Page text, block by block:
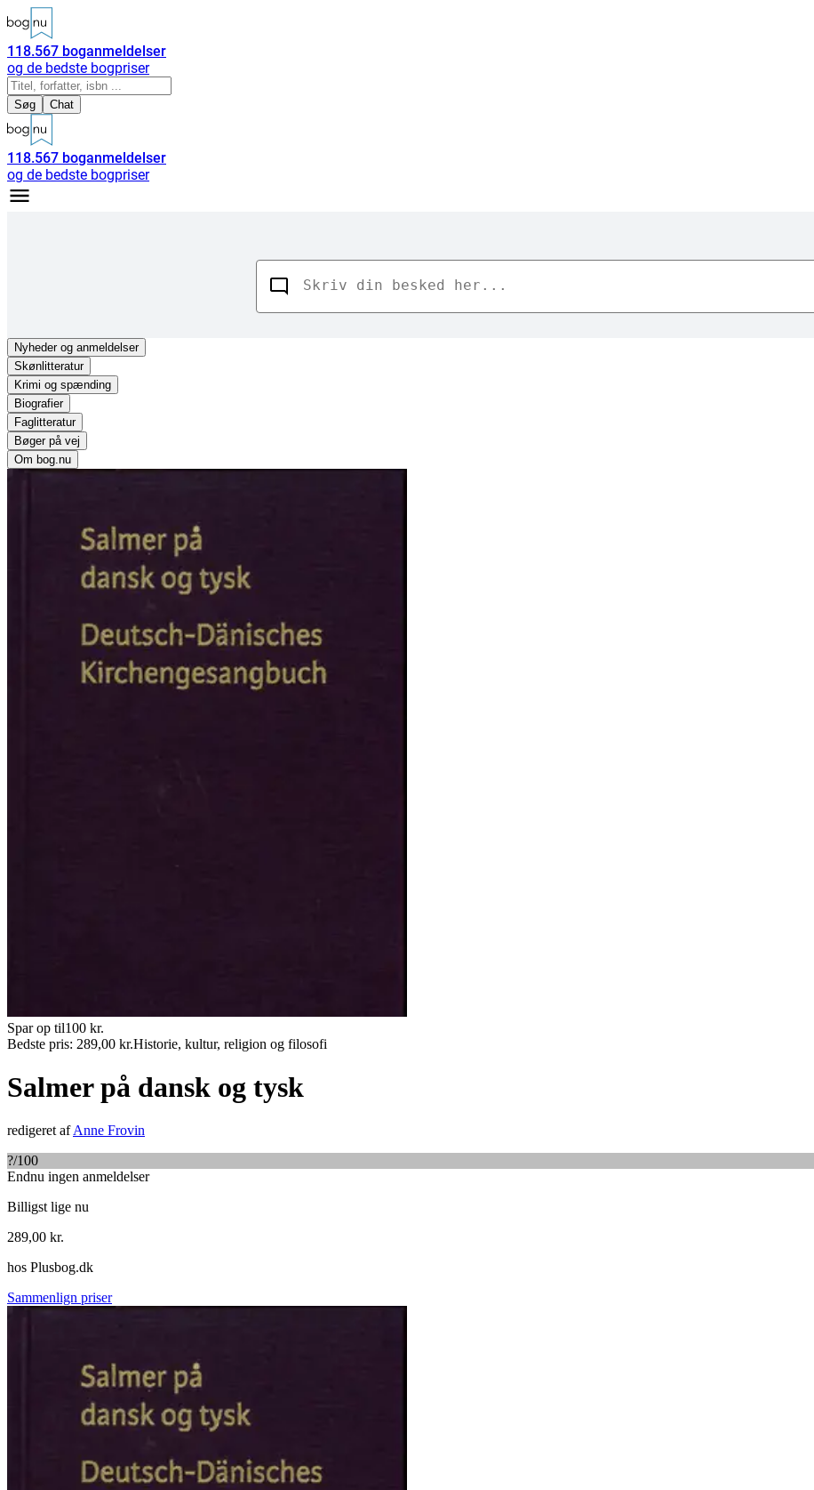
118.567 boganmeldelser
og de bedste bogpriser
Søg Chat
118.567 boganmeldelser
og de bedste bogpriser
Nyhederog anmeldelser
Skønlitteratur
Krimi og spænding
Biografier
Faglitteratur
Bøger på vej
Om bog.nu
Spar op til100 kr.
Bedste pris: 289,00 kr.Historie, kultur, religion og filosofi
Salmer på dansk og tysk
redigeret afAnne Frovin
?/100
Endnu ingen anmeldelser
Billigst lige nu
289,00 kr.
hos Plusbog.dk
Sammenlign priser